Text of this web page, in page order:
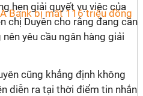
Bank bị mất 116 triệu đồng
hẹn giải quyết vụ việc của
chị Duyên cho rằng đang cần
yêu cầu ngân hàng giải
cũng khẳng định không
diễn ra tại thời điểm tin nhắn